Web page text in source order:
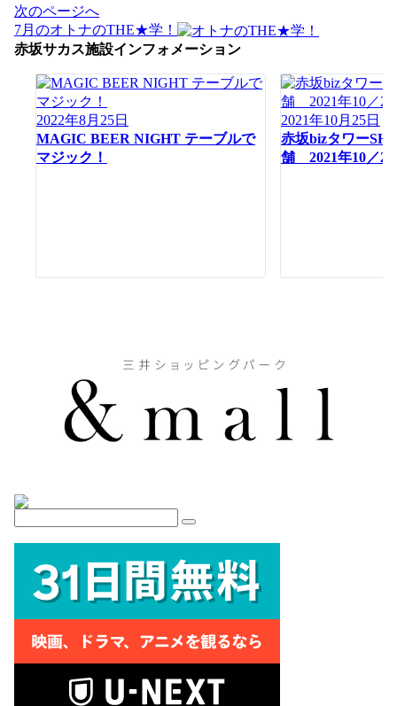
ナ
ビ
ゲ
次のページへ
7月のオトナのTHE★学！
赤坂サカス施設インフォメーション
2022年8月25日
MAGIC BEER NIGHT テーブルで
マジック！
2021年10月25日
赤坂bizタワー
舗 2021年10／